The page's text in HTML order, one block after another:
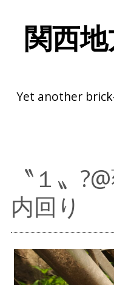
関西
Yet another
〝１〟
内回り